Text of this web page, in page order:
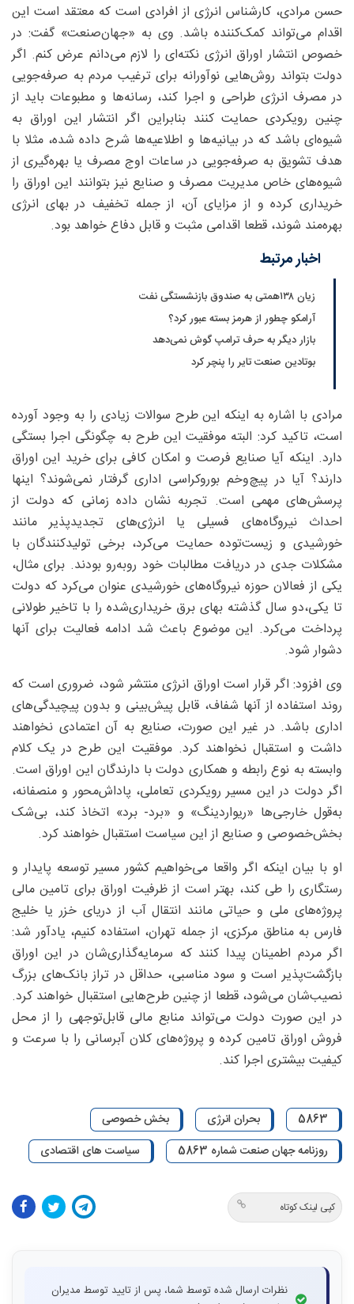
حسن مرادی، کارشناس انرژی از افرادی است که معتقد است این
اقدام می‌تواند کمک‌کننده باشد. وی به «جهان‌صنعت» گفت: در
خصوص انتشار اوراق انرژی نکته‌ای را لازم می‌دانم عرض کنم. اگر
دولت بتواند روش‌هایی نوآورانه برای ترغیب مردم به صرفه‌جویی
در مصرف انرژی طراحی و اجرا کند، رسانه‌ها و مطبوعات باید از
چنین رویکردی حمایت کنند بنابراین اگر انتشار این اوراق به
شیوه‌ای باشد که در بیانیه‌ها و اطلاعیه‌ها شرح داده شده‌، مثلا با
هدف تشویق به صرفه‌جویی در ساعات اوج مصرف یا بهره‌گیری از
شیوه‌های خاص مدیریت مصرف و صنایع نیز بتوانند این اوراق را
خریداری کرده و از مزایای آن، از جمله تخفیف در بهای انرژی
بهره‌مند شوند، قطعا اقدامی مثبت و قابل دفاع خواهد بود.
اخبار مرتبط
زیان ۱۳۸همتی به صندوق بازنشستگی نفت
آرامکو چطور از هرمز بسته عبور کرد؟
بازار دیگر به حرف ترامپ گوش نمی‌دهد
بوتادین صنعت تایر را پنچر کرد
مرادی با اشاره به اینکه این طرح سوالات زیادی را به وجود آورده
است، تاکید کرد: البته موفقیت این طرح به چگونگی اجرا بستگی
دارد. اینکه آیا صنایع فرصت و امکان کافی برای خرید این اوراق
دارند؟ آیا در پیچ‌و‌خم بوروکراسی اداری گرفتار نمی‌شوند؟ اینها
پرسش‌های مهمی است. تجربه نشان داده زمانی که دولت از
احداث نیروگاه‌های فسیلی یا انرژی‌های تجدیدپذیر مانند
خورشیدی و زیست‌توده حمایت می‌کرد، برخی تولیدکنندگان با
مشکلات جدی در دریافت مطالبات خود روبه‌رو بودند. برای مثال،
یکی از فعالان حوزه نیروگاه‌های خورشیدی عنوان می‌کرد که دولت
تا یکی،دو سال گذشته بهای برق خریداری‌شده را با تاخیر طولانی
پرداخت می‌کرد. این موضوع باعث شد ادامه فعالیت برای آنها
دشوار شود.
وی افزود: اگر قرار است اوراق انرژی منتشر شود، ضروری است که
روند استفاده از آنها شفاف، قابل پیش‌بینی و بدون پیچیدگی‌های
اداری باشد. در غیر این صورت، صنایع به آن اعتمادی نخواهند
داشت و استقبال نخواهند کرد. موفقیت این طرح در یک کلام
وابسته به نوع رابطه و همکاری دولت با دارندگان این اوراق است.
اگر دولت در این مسیر رویکردی تعاملی، پاداش‌محور و منصفانه،
به‌قول خارجی‌ها «ریواردینگ» و «برد- برد» اتخاذ کند، بی‌شک
بخش‌خصوصی و صنایع از این سیاست استقبال خواهند کرد.
او با بیان اینکه اگر واقعا می‌خواهیم کشور مسیر توسعه پایدار و
رستگاری را طی کند، بهتر است از ظرفیت اوراق برای تامین مالی
پروژه‌های ملی و حیاتی مانند انتقال آب از دریای خزر یا خلیج
فارس به مناطق مرکزی، از جمله تهران، استفاده کنیم، یادآور شد:
اگر مردم اطمینان پیدا کنند که سرمایه‌گذاری‌شان در این اوراق
بازگشت‌پذیر است و سود مناسبی، حداقل در تراز بانک‌های بزرگ
نصیب‌شان می‌شود، قطعا از چنین طرح‌هایی استقبال خواهند کرد.
در این صورت دولت می‌تواند منابع مالی قابل‌توجهی را از محل
فروش اوراق تامین کرده و پروژه‌های کلان آبرسانی را با سرعت و
کیفیت بیشتری اجرا کند.
5863 بحران انرژی
بخش خصوصی
روزنامه جهان صنعت شماره 5863
سیاست های اقتصادی
کپی لینک کوتاه
نظرات ارسال شده توسط شما، پس از تایید توسط مدیران